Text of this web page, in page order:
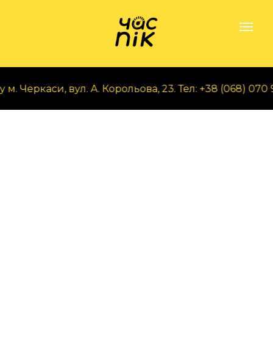
Черкаси, вул. А. Корольова, 23. Тел: +38 (068) 070